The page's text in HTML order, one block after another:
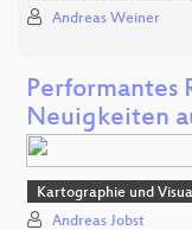
Andreas Weiner
Performantes
Neuigkeiten
Kartographie und
Andreas Jobst